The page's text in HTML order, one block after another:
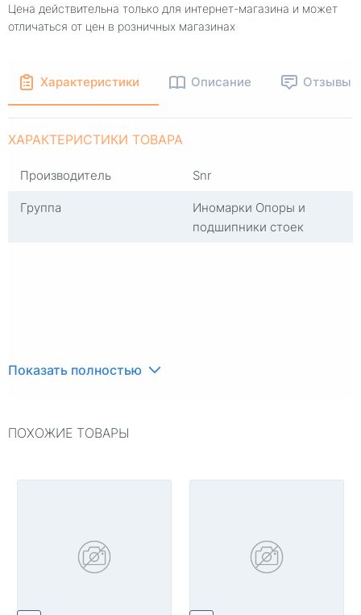
Цена действительна только для интернет-магазина и может
отличаться от цен в розничных магазинах
Характеристики Описание Отзывы
ХАРАКТЕРИСТИКИ ТОВАРА
Производитель
Snr
Группа
Иномарки Опоры и
подшипники стоек
Показать полностью
ПОХОЖИЕ ТОВАРЫ